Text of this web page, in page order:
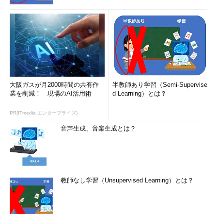
大阪ガスが月2000時間の共有作
業を削減！ 現場のAI活用術
PR(ITmedia エンタープライズ)
半教師あり学習（Semi-Supervise
d Learning）とは？
音声生成、音楽生成とは？
教師なし学習（Unsupervised Learning）とは？